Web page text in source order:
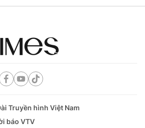
Infographic
Shorts video
VTV Thể thao
Truyền hình Việt Nam
báo VTV